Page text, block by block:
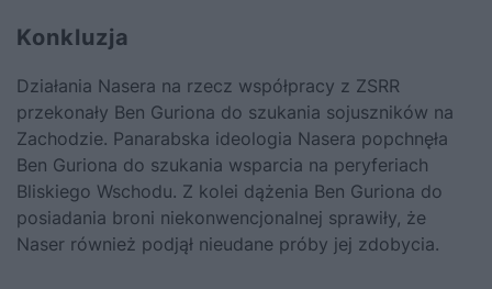
Konkluzja
Działania Nasera na rzecz współpracy z ZSRR
przekonały Ben Guriona do szukania sojuszników na
Zachodzie. Panarabska ideologia Nasera popchnęła
Ben Guriona do szukania wsparcia na peryferiach
Bliskiego Wschodu. Z kolei dążenia Ben Guriona do
posiadania broni niekonwencjonalnej sprawiły, że
Naser również podjął nieudane próby jej zdobycia.